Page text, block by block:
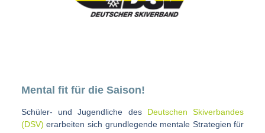
Mental fit für die Saison!
Schüler- und Jugendliche des Deutschen Skiverbandes
(DSV) erarbeiten sich grundlegende mentale Strategien für